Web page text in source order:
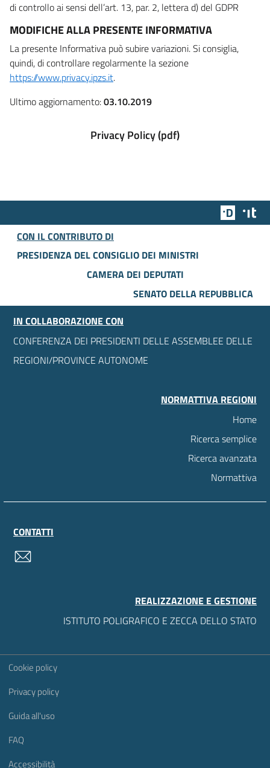
di controllo ai sensi dell’art. 13, par. 2, lettera d) del GDPR
MODIFICHE ALLA PRESENTE INFORMATIVA
La presente Informativa può subire variazioni. Si consiglia,
quindi, di controllare regolarmente la sezione
https://www.privacy.ipzs.it.
Ultimo aggiornamento:03.10.2019
Privacy Policy (pdf)
Team
CON IL CONTRIBUTO DI
PRESIDENZA DEL CONSIGLIO DEI MINISTRI
CAMERA DEI DEPUTATI
SENATO DELLA REPUBBLICA
IN COLLABORAZIONE CON
CONFERENZA DEI PRESIDENTI DELLE ASSEMBLEE DELLE
REGIONI/PROVINCE AUTONOME
NORMATTIVA REGIONI
Home
Ricerca semplice
Ricerca avanzata
Normattiva
CONTATTI
REALIZZAZIONE E GESTIONE
ISTITUTO POLIGRAFICO E ZECCA DELLO STATO
Sezione Link Utili
Cookie policy
Privacy policy
Guida all'uso
FAQ
Accessibilità